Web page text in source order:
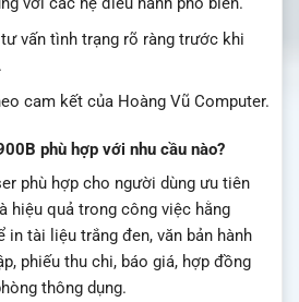
vấn tình trạng rõ ràng trước khi
cam kết của Hoàng Vũ Computer.
phù hợp với nhu cầu nào?
phù hợp cho người dùng ưu tiên
hiệu quả trong công việc hằng
in tài liệu trắng đen, văn bản hành
phiếu thu chi, báo giá, hợp đồng
thông dụng.